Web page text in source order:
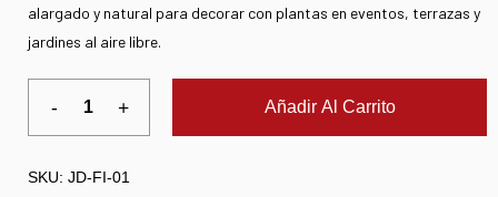
alargado y natural para decorar con plantas en eventos, terrazas y
jardines al aire libre.
Añadir Al Carrito
SKU: JD-FI-01